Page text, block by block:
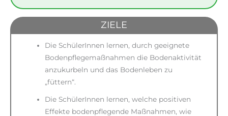
ZIELE
Die SchülerInnen lernen, durch geeignete
Bodenpflegemaßnahmen die Bodenaktivität
anzukurbeln und das Bodenleben zu
„füttern“.
Die SchülerInnen lernen, welche positiven
Effekte bodenpflegende Maßnahmen, wie